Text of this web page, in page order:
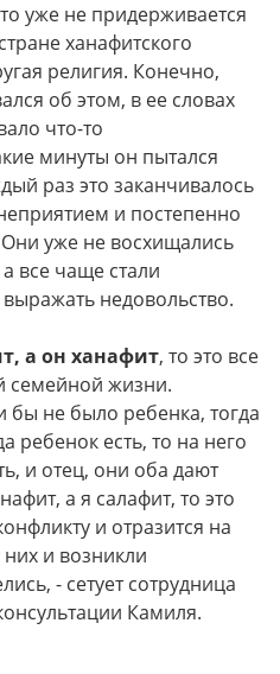
уже не придерживается
ханафитского
религия. Конечно,
об этом, в ее словах
что-то
минуты он пытался
раз это заканчивалось
и постепенно
Они уже не восхищались
все чаще стали
выражать недовольство.
а он ханафит, то это все
семейной жизни.
бы не было ребенка, тогда
ребенок есть, то на него
и отец, они оба дают
а я салафит, то это
и отразится на
и возникли
- сетует сотрудница
Камиля.